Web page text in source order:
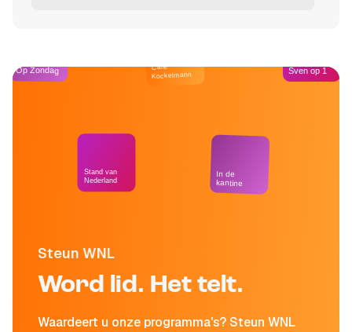
Steun WNL
Word lid. Het telt.
Waardeert u onze programma's? Steun WNL
Op Zondag
Stand van
Nederland
Café
Kockelmann
In de
kantine
Sven op 1